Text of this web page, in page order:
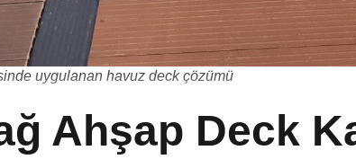
uygulanan havuz deck çözümü
Ahşap Deck